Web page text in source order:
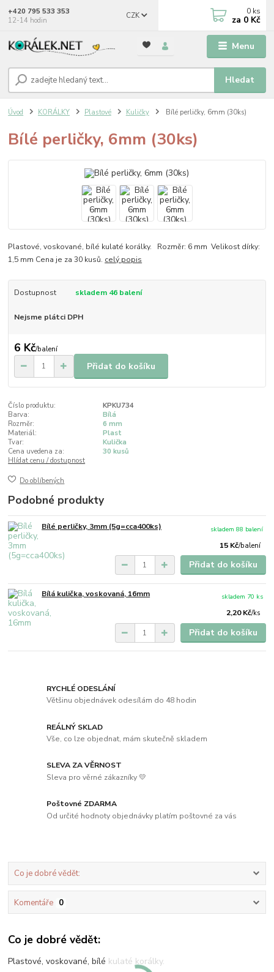
Menu
CZK
Hledat
+420 795 533 353
12-14 hodin
0 ks
za 0 Kč
Úvod KORÁLKY Plastové Kuličky Bílé perličky, 6mm (30ks)
Bílé perličky, 6mm (30ks)
Plastové, voskované, bílé kulaté korálky. Rozměr: 6 mm Velikost dírky:
1,5 mm Cena je za 30 kusů. celý popis
Dostupnost skladem 46 balení
Nejsme plátci DPH
6 Kč/balení
Přidat do košíku
Číslo produktu:
KPKU734
Barva:
Bílá
Rozměr:
6 mm
Materiál:
Plast
Tvar:
Kulička
Cena uvedena za:
30 kusů
Hlídat cenu / dostupnost
Do oblíbených
Podobné produkty
Bílé perličky, 3mm (5g=cca400ks)
15 Kč/balení
skladem 88 balení
Přidat do košíku
Bílá kulička, voskovaná, 16mm
2,20 Kč/ks
skladem 70 ks
Přidat do košíku
RYCHLÉ ODESLÁNÍ
Většinu objednávek odesílám do 48 hodin
REÁLNÝ SKLAD
Vše, co lze objednat, mám skutečně skladem
SLEVA ZA VĚRNOST
Sleva pro věrné zákazníky 💛
Poštovné ZDARMA
Od určité hodnoty objednávky platím poštovné za vás
Co je dobré vědět:
Komentáře 0
Co je dobré vědět:
Plastové, voskované, bílé kulaté korálky.